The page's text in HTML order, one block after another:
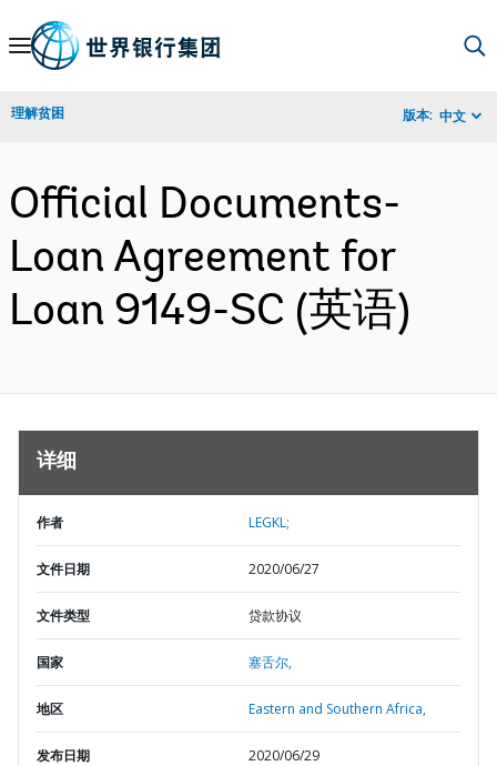
Skip
Navigation
理解贫困 版本: 中文
Official Documents-
Loan Agreement for
Loan 9149-SC (英语)
详细
作者 LEGKL;
文件日期 2020/06/27
文件类型 贷款协议
国家 塞舌尔,
地区 Eastern and Southern Africa,
发布日期 2020/06/29